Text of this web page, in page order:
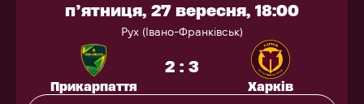
п’ятниця, 27 вересня, 18:00
Рух (Івано-Франківськ)
Прикарпаття
2 : 3
Харків